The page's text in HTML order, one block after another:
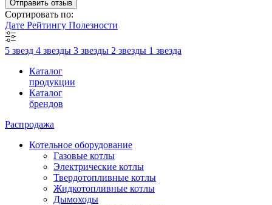
Отправить отзыв
Сортировать по:
Дате Рейтингу Полезности
5 звезд 4 звезды 3 звезды 2 звезды 1 звезда
Каталог
продукции
Каталог
брендов
Распродажа
Котельное оборудование
Газовые котлы
Электрические котлы
Твердотопливные котлы
Жидкотопливные котлы
Дымоходы